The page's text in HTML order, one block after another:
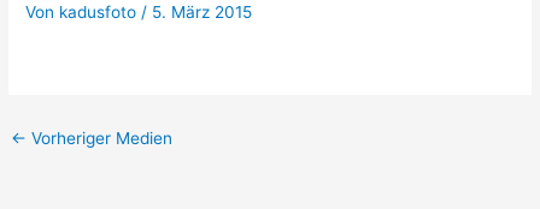
Von kadusfoto / 5. März 2015
← Vorheriger Medien